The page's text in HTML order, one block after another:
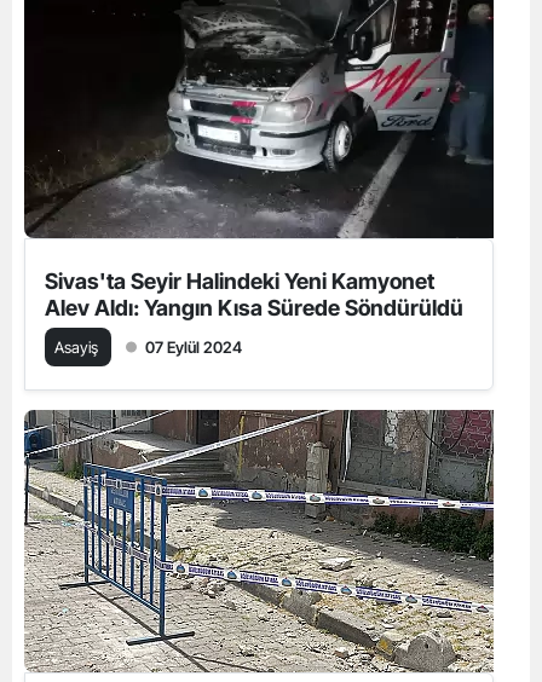
Sivas'ta Seyir Halindeki Yeni Kamyonet
Alev Aldı: Yangın Kısa Sürede Söndürüldü
Asayiş 07 Eylül 2024